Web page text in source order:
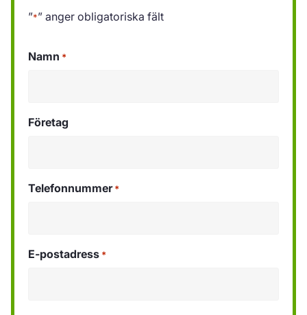
”*” anger obligatoriska fält
Namn *
Företag
Telefonnummer *
E-postadress *